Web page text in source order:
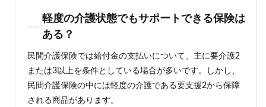
軽度の介護状態でもサポートできる保険は
ある？
民間介護保険では給付金の支払いについて、主に要介護2
または3以上を条件としている場合が多いです。しかし、
民間介護保険の中には軽度の介護である要支援2から保障
される商品があります。